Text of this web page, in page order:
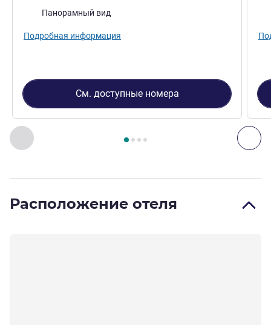
Назад - Номер
Страница , Номер 1 : НОМЕР DELUXE С
Виды:Панорамный вид
Подробная информация
См. доступные номера
Расположение отеля